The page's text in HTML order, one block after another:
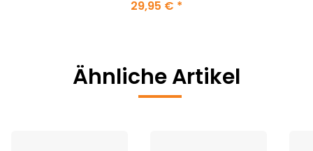
Riegel
29,95 € *
Ähnliche Artikel